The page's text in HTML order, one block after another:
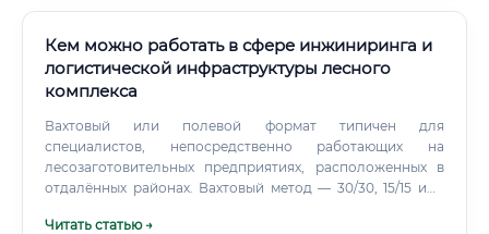
Кем можно работать в сфере инжиниринга и
логистической инфраструктуры лесного
комплекса
Вахтовый или полевой формат типичен для
специалистов, непосредственно работающих на
лесозаготовительных предприятиях, расположенных в
отдалённых районах. Вахтовый метод — 30/30, 15/15 или
Востоке, в Архангельской и Иркутской областях. Полевая
Читать статью →